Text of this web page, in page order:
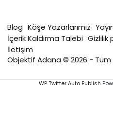
Blog Köşe Yazarlarımız
İçerik Kaldırma Talebi Gizlilik
İletişim
Objektif Adana © 2026 - Tüm
WP Twitter Auto Publish